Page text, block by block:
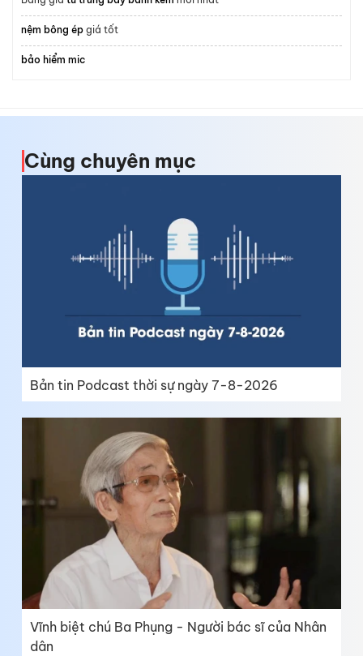
nệm bông ép giá tốt
bảo hiểm mic
Cùng chuyên mục
Bản tin Podcast thời sự ngày 7-8-2026
Vĩnh biệt chú Ba Phụng - Người bác sĩ của Nhân
dân